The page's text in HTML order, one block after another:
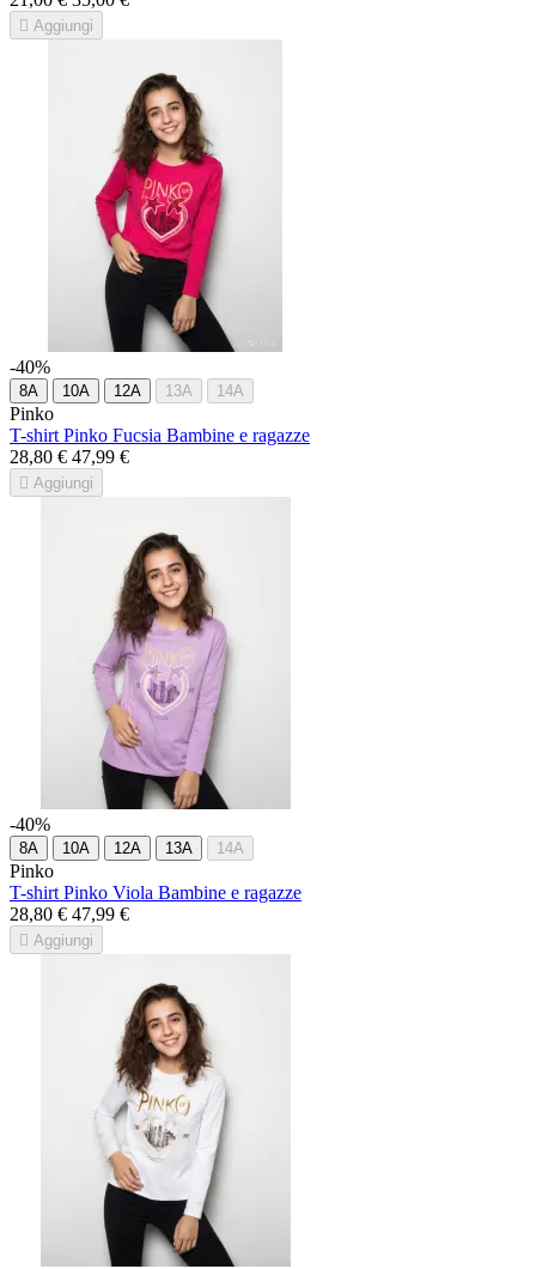
 Aggiungi
-40%
8A 10A 12A 13A 14A
Pinko
T-shirt Pinko Fucsia Bambine e ragazze
28,80 € 47,99 €
 Aggiungi
-40%
8A 10A 12A 13A 14A
Pinko
T-shirt Pinko Viola Bambine e ragazze
28,80 € 47,99 €
 Aggiungi